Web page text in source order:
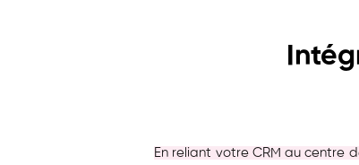
En reliant votre CRM au centre